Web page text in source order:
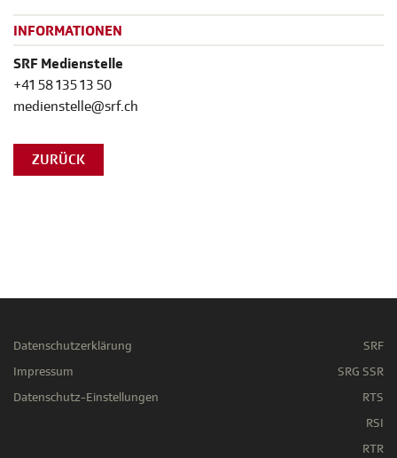
INFORMATIONEN
SRF Medienstelle
+41 58 135 13 50
medienstelle@srf.ch
ZURÜCK
Datenschutzerklärung
Impressum
Datenschutz-Einstellungen
SRF
SRG SSR
RTS
RSI
RTR